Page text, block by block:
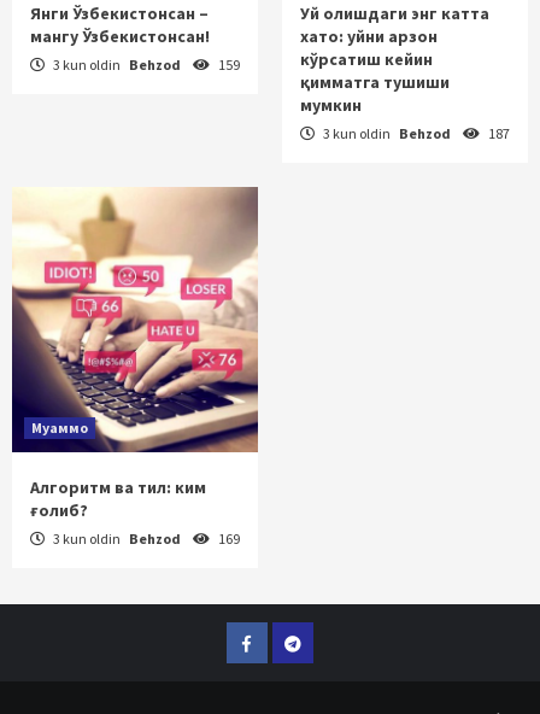
Янги Ўзбекистонсан –
мангу Ўзбекистонсан!
3 kun oldin Behzod 159
Уй олишдаги энг катта
хато: уйни арзон
кўрсатиш кейин
қимматга тушиши
мумкин
3 kun oldin Behzod 187
Муаммо
Алгоритм ва тил: ким
ғолиб?
3 kun oldin Behzod 169
FacebookTelegram